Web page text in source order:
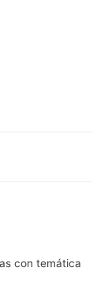
con temática